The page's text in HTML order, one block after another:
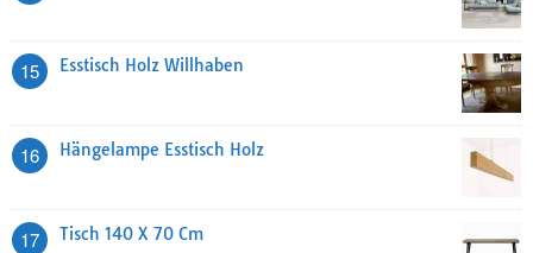
15 Esstisch Holz Willhaben
16 Hängelampe Esstisch Holz
17 Tisch 140 X 70 Cm